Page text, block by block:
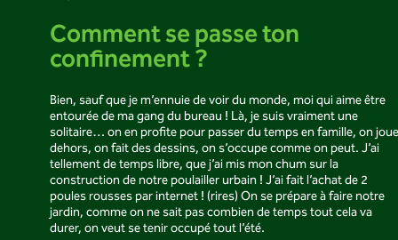
Comment se passe ton
confinement ?
Bien, sauf que je m’ennuie de voir du monde, moi qui aime être
entourée de ma gang du bureau ! Là, je suis vraiment une
solitaire… on en profite pour passer du temps en famille, on joue
dehors, on fait des dessins, on s’occupe comme on peut. J’ai
tellement de temps libre, que j’ai mis mon chum sur la
construction de notre poulailler urbain ! J’ai fait l’achat de 2
poules rousses par internet ! (rires) On se prépare à faire notre
jardin, comme on ne sait pas combien de temps tout cela va
durer, on veut se tenir occupé tout l’été.